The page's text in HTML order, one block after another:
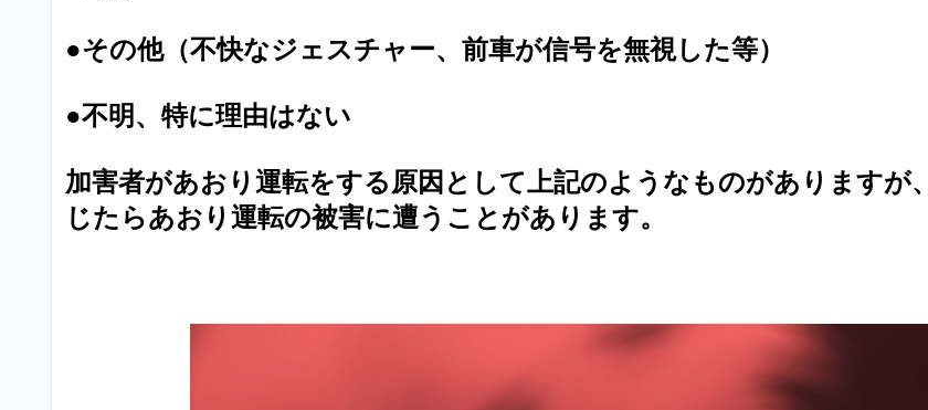
●その他（不快なジェスチャー、前車が信号を無視した等）
●不明、特に理由はない
加害者があおり運転をする原因として上記のようなものがありますが
じたらあおり運転の被害に遭うことがあります。